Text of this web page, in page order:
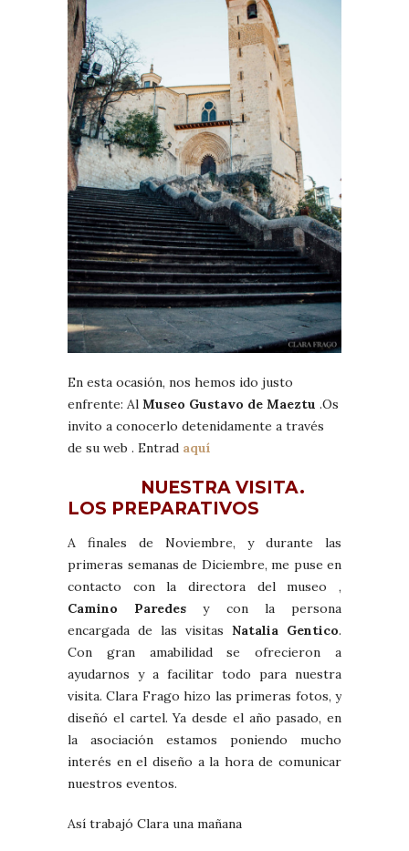
En esta ocasión, nos hemos ido justo
enfrente: Al Museo Gustavo de Maeztu .Os
invito a conocerlo detenidamente a través
de su web . Entrad aquí
NUESTRA VISITA.
LOS PREPARATIVOS
A finales de Noviembre, y durante las
primeras semanas de Diciembre, me puse en
contacto con la directora del museo ,
Camino Paredes y con la persona
encargada de las visitas Natalia Gentico.
Con gran amabilidad se ofrecieron a
ayudarnos y a facilitar todo para nuestra
visita. Clara Frago hizo las primeras fotos, y
diseñó el cartel. Ya desde el año pasado, en
la asociación estamos poniendo mucho
interés en el diseño a la hora de comunicar
nuestros eventos.
Así trabajó Clara una mañana